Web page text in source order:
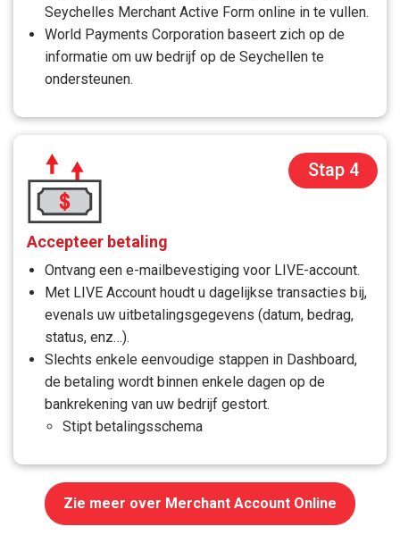
Seychelles Merchant Active Form online in te vullen.
World Payments Corporation baseert zich op de
informatie om uw bedrijf op de Seychellen te
ondersteunen.
Stap 4
Accepteer betaling
Ontvang een e-mailbevestiging voor LIVE-account.
Met LIVE Account houdt u dagelijkse transacties bij,
evenals uw uitbetalingsgegevens (datum, bedrag,
status, enz…).
Slechts enkele eenvoudige stappen in Dashboard,
de betaling wordt binnen enkele dagen op de
bankrekening van uw bedrijf gestort.
Stipt betalingsschema
Zie meer over Merchant Account Online